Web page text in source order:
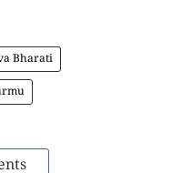
Bharati